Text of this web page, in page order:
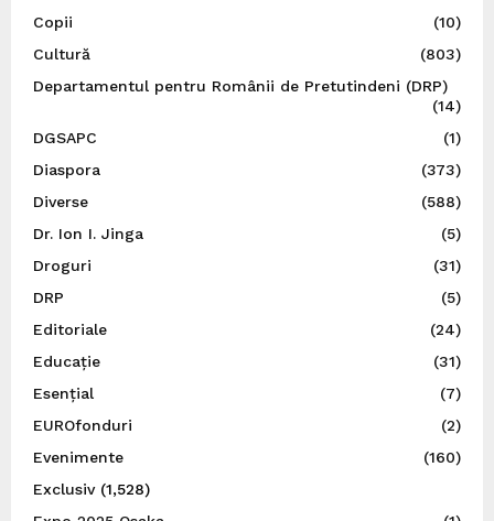
Copii
(10)
Cultură
(803)
Departamentul pentru Românii de Pretutindeni (DRP)
(14)
DGSAPC
(1)
Diaspora
(373)
Diverse
(588)
Dr. Ion I. Jinga
(5)
Droguri
(31)
DRP
(5)
Editoriale
(24)
Educație
(31)
Esențial
(7)
EUROfonduri
(2)
Evenimente
(160)
Exclusiv(1,528)